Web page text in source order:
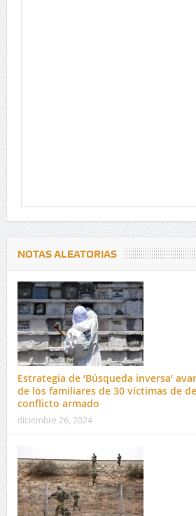
NOTAS ALEATORIAS
Estrategia de ‘Búsqueda inversa’
de los familiares de 30 víctimas de
conflicto armado
diciembre 26, 2024